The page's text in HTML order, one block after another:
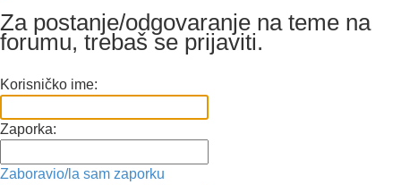
Za postanje/odgovaranje na teme na
forumu, trebaš se prijaviti.
Korisničko ime:
Zaporka:
Zaboravio/la sam zaporku